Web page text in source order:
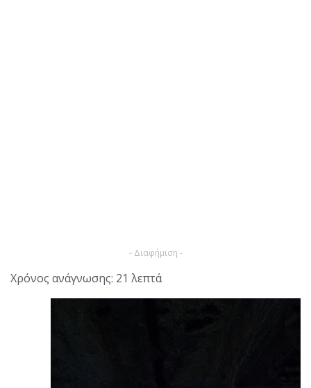
- Διαφήμιση -
Χρόνος ανάγνωσης: 21 λεπτά